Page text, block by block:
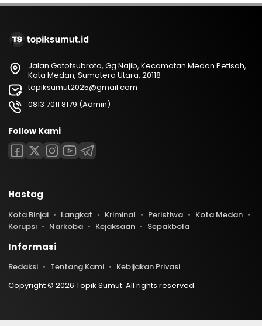
Jalan Gatotsubroto, Gg Najib, Kecamatan Medan Petisah,
Kota Medan, Sumatera Utara, 20118
topiksumut2025@gmail.com
0813 7011 8179 (Admin)
Follow Kami
Hastag
Kota Binjai Langkat Kriminal Peristiwa
Kota Medan
Korupsi
Narkoba Kejaksaan Sepakbola
Informasi
Redaksi Tentang Kami
Kebijakan Privasi
Copyright © 2026 Topik Sumut. All rights reserved.